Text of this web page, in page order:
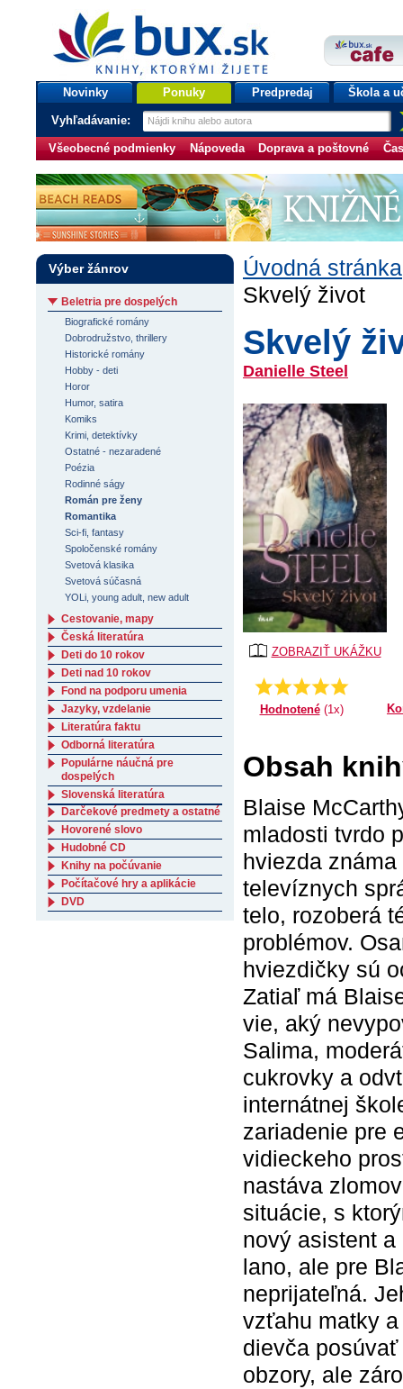
bux.sk
knihy, ktorými žijete
Úvodná stránka
Novinky Ponuky Predpredaj Škola a
Vyhľadávanie:
Všeobecné podmienky Nápoveda Doprava a poštovné
Úvodná stránka
Skvelý život
Skvelý
Danielle Steel
ZOBRAZIŤ UKÁŽKU
Priemer:
5.0
Hodnotené(1x)
Obsah
Blaise
mladosti tvrdo
hviezda
televíznych
telo, rozoberá
problémov.
hviezdičky sú
Zatiaľ má
vie, aký
Salima,
cukrovky a
internátnej
zariadenie pre
vidieckeho
nastáva
situácie, s
nový asistent
lano, ale pre
neprijateľná.
vzťahu matky
dievča
obzory, ale
Výber žánrov
Beletria pre dospelých
Biografické romány
Dobrodružstvo, thrillery
Historické romány
Hobby - deti
Horor
Humor, satira
Komiks
Krimi, detektívky
Ostatné - nezaradené
Poézia
Rodinné ságy
Román pre ženy
Romantika
Sci-fi, fantasy
Spoločenské romány
Svetová klasika
Svetová súčasná
YOLi, young adult, new adult
Cestovanie, mapy
Česká literatúra
Deti do 10 rokov
Deti nad 10 rokov
Fond na podporu umenia
Jazyky, vzdelanie
Literatúra faktu
Odborná literatúra
Populárne náučná pre
dospelých
Slovenská literatúra
Darčekové predmety a ostatné
Hovorené slovo
Hudobné CD
Knihy na počúvanie
Počítačové hry a aplikácie
DVD